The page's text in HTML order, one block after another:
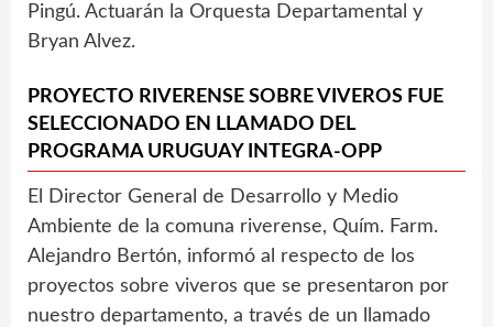
Pingú. Actuarán la Orquesta Departamental y
Bryan Alvez.
PROYECTO RIVERENSE SOBRE VIVEROS FUE
SELECCIONADO EN LLAMADO DEL
PROGRAMA URUGUAY INTEGRA-OPP
El Director General de Desarrollo y Medio
Ambiente de la comuna riverense, Quím. Farm.
Alejandro Bertón, informó al respecto de los
proyectos sobre viveros que se presentaron por
nuestro departamento, a través de un llamado